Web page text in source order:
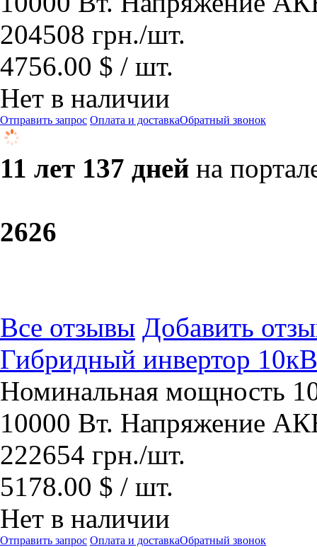
204508 грн./шт.
4756.00 $ / шт.
Нет в наличии
Отправить запрос Оплата и доставкаОбратный звонок
11 лет 137 дней на
2626
Все отзывы Добавить
Гибридный инвертор
Номинальная мощность
10000 Вт. Напряжение
222654 грн./шт.
5178.00 $ / шт.
Нет в наличии
Отправить запрос Оплата и доставкаОбратный звонок